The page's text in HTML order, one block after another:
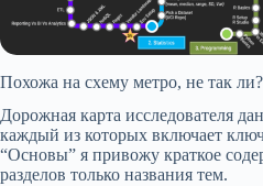
Похожа на схему метро, не так ли?
Дорожная карта исследователя
каждый из которых включает
“Основы” я привожу краткое
разделов только названия тем.